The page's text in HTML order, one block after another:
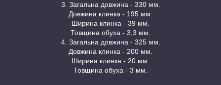
3. Загальна довжина - 330 мм.
Довжина клинка - 195 мм.
Ширина клинка - 39 мм.
Товщина обуха - 3,3 мм.
4. Загальна довжина - 325 мм.
Довжина клинка - 200 мм.
Ширина клинка - 20 мм.
Товщина обуха - 3 мм.